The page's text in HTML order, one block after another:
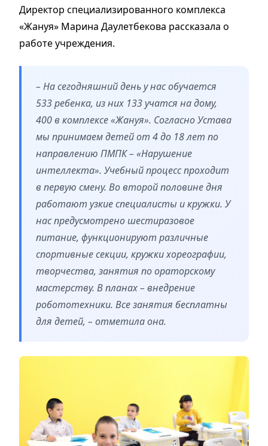
Директор специализированного комплекса
«Жануя» Марина Даулетбекова рассказала о
работе учреждения.
– На сегодняшний день у нас обучается
533 ребенка, из них 133 учатся на дому,
400 в комплексе «Жануя». Согласно Устава
мы принимаем детей от 4 до 18 лет по
направлению ПМПК – «Нарушение
интеллекта». Учебный процесс проходит
в первую смену. Во второй половине дня
работают узкие специалисты и кружки. У
нас предусмотрено шестиразовое
питание, функционируют различные
спортивные секции, кружки хореографии,
творчества, занятия по ораторскому
мастерству. В планах – внедрение
робототехники. Все занятия бесплатны
для детей, – отметила она.